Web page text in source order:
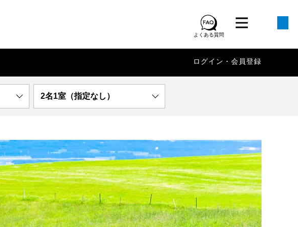
よくある質問
ログイン・会員登録
2名1室（指定なし）